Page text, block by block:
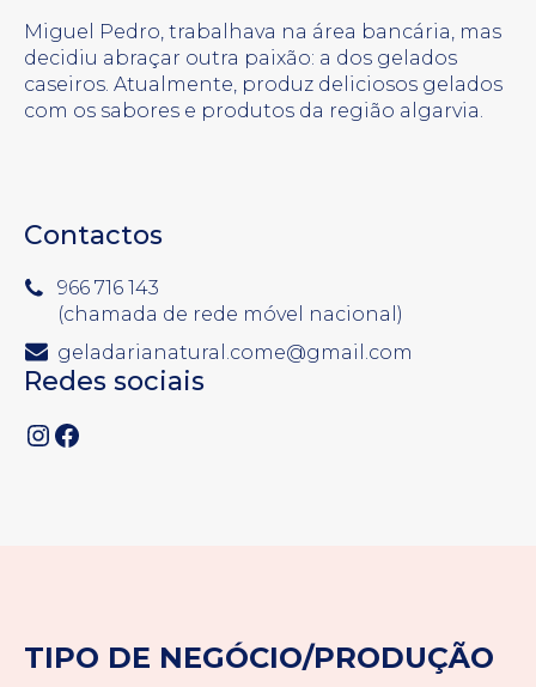
Miguel Pedro, trabalhava na área bancária, mas
decidiu abraçar outra paixão: a dos gelados
caseiros. Atualmente, produz deliciosos gelados
com os sabores e produtos da região algarvia.
Contactos
966 716 143
(chamada de rede móvel nacional)
geladarianatural.come@gmail.com
Redes sociais
InstagramFacebook
TIPO DE NEGÓCIO/PRODUÇÃO